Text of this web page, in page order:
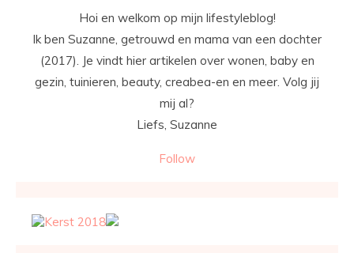
Hoi en welkom op mijn lifestyleblog!
Ik ben Suzanne, getrouwd en mama van een dochter
(2017). Je vindt hier artikelen over wonen, baby en
gezin, tuinieren, beauty, creabea-en en meer. Volg jij
mij al?
Liefs, Suzanne
Follow